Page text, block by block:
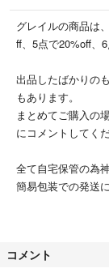
グレイルの商品は
ff、5点で20%off、
出品したばかりの
もあります。
まとめてご購入の
にコメントしてく
全て自宅保管の為
簡易包装での発送
コメント